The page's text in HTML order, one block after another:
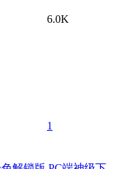
6.0K
1